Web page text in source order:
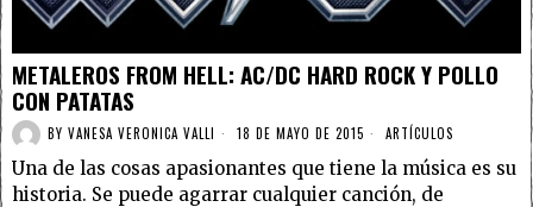
METALEROS FROM HELL: AC/DC HARD ROCK Y POLLO
CON PATATAS
BY VANESA VERONICA VALLI 18 DE MAYO DE 2015 ARTÍCULOS
Una de las cosas apasionantes que tiene la música es su
historia. Se puede agarrar cualquier canción, de